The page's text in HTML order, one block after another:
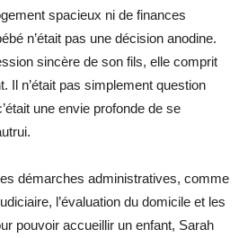
spacieux ni de finances
n’était pas une décision anodine.
sincère de son fils, elle comprit
Il n’était pas simplement question
une envie profonde de se
démarches administratives, comme
l’évaluation du domicile et les
pouvoir accueillir un enfant, Sarah